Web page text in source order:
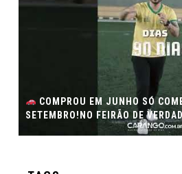
COMPROU EM JUNHO SÓ
SETEMBRO!NO FEIRÃO DE